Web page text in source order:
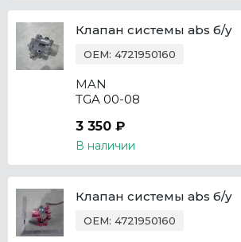
Клапан системы abs б/у
OEM: 4721950160
MAN
TGA 00-08
3 350 ₽
В наличии
Клапан системы abs б/у
OEM: 4721950160